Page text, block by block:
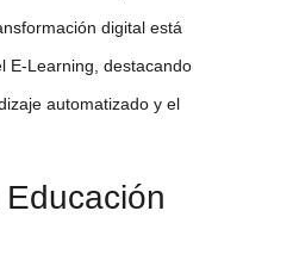
digital está
E-Learning, destacando
automatizadoy el